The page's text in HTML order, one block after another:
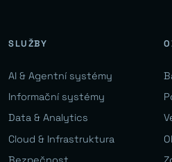
SLUŽBY
AI & Agentní systémy
Informační systémy
Data & Analytics
Cloud & Infrastruktura